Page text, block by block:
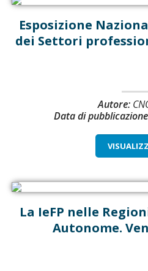
Esposizione
dei Settori
Autore:
Data di
La IeFP nelle
Autonome.